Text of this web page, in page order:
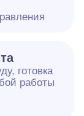
готовка
работы